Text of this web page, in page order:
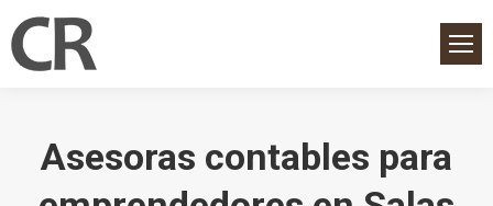
Asesoras contables para